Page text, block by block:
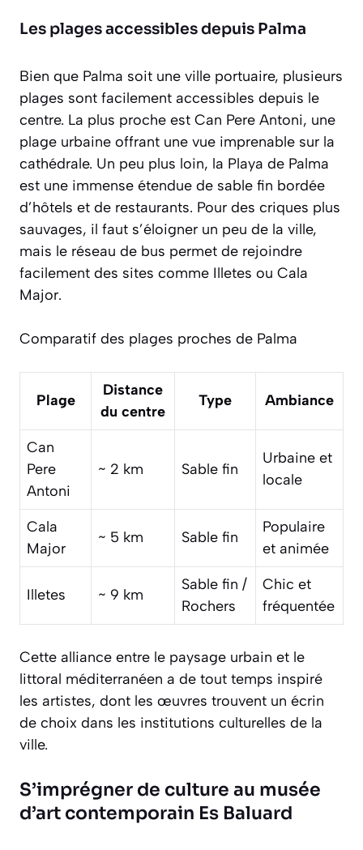
Les plages accessibles depuis Palma
Bien que Palma soit une ville portuaire, plusieurs
plages sont facilement accessibles depuis le
centre. La plus proche est Can Pere Antoni, une
plage urbaine offrant une vue imprenable sur la
cathédrale. Un peu plus loin, la Playa de Palma
est une immense étendue de sable fin bordée
d’hôtels et de restaurants. Pour des criques plus
sauvages, il faut s’éloigner un peu de la ville,
mais le réseau de bus permet de rejoindre
facilement des sites comme Illetes ou Cala
Major.
Comparatif des plages proches de Palma
Plage
Distance
du centre
Type Ambiance
Can
Pere
Antoni
~ 2 km Sable fin
Urbaine et
locale
Cala
Major
~ 5 km Sable fin
Populaire
et animée
Illetes ~ 9 km
Sable fin /
Rochers
Chic et
fréquentée
Cette alliance entre le paysage urbain et le
littoral méditerranéen a de tout temps inspiré
les artistes, dont les œuvres trouvent un écrin
de choix dans les institutions culturelles de la
ville.
S’imprégner de culture au musée
d’art contemporain Es Baluard